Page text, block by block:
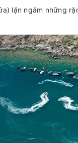
lặn ngắm những